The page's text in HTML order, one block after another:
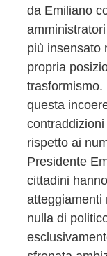
da Emiliano
più insensato
propria
trasformismo.
questa
rispetto ai
Presidente
cittadini
atteggiamenti
nulla di